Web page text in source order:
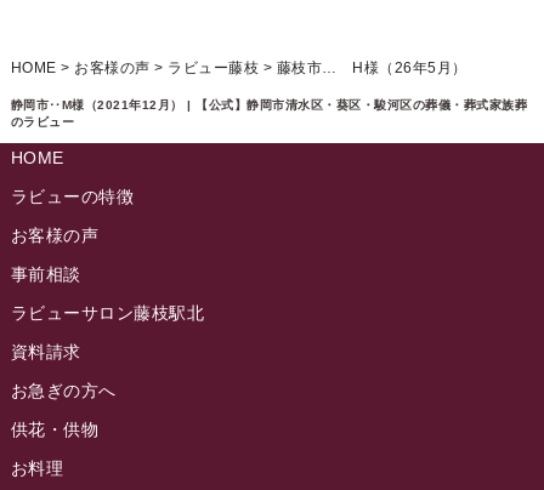
静岡市‥M様（2021年12月） | 【公式】静岡市清水区・葵区・駿河区の葬儀・葬式家族葬
のラビュー
2024年11月
2024年10月
2024年9月
2024年8月
2024年5月
2024年4月
2024年3月
2024年2月
ラビュー西焼津ふれ愛ブログ(20)
ラビュー島田六合ふれ愛ブログ
ラビュー静岡籠上ふれ愛ブログ
ラビュー金谷ふれ愛ブログ
ラビュー静岡下島イベント情報(92)
ラビュー東静岡イベント情報(90)
ラビュー島田稲荷イベント情報(84)
ラビュー焼津石津イベント情報
ラビュー藤枝茶町イベント情報
ラビュー藤枝イベント情報
ラビュー静岡沓谷イベント情報
ラビュー藤枝駅北イベント情報
お葬式の豆知識
お客様の声
ラビュー静岡下島
HOME > お客様の声 > ラビュー藤枝 > 藤枝市… H様（26年5月）
HOME
ラビューの特徴
お客様の声
事前相談
ラビューサロン藤枝駅北
資料請求
お急ぎの方へ
供花・供物
お料理